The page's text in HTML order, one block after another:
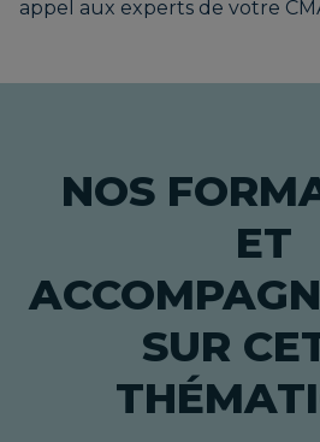
appel aux experts de votre
NOS
ET
SUR